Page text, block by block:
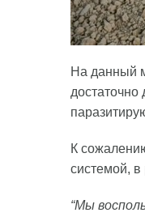
На данный
К
системой, в
“Мы